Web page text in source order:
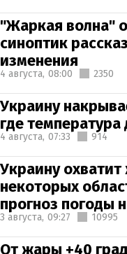
"Жаркая волна"
синоптик
изменения
4 августа, 08:00 2350
Украину
где температура
4 августа, 07:33 914
Украину
некоторых
прогноз погоды
3 августа, 09:27 10995
От жары +40